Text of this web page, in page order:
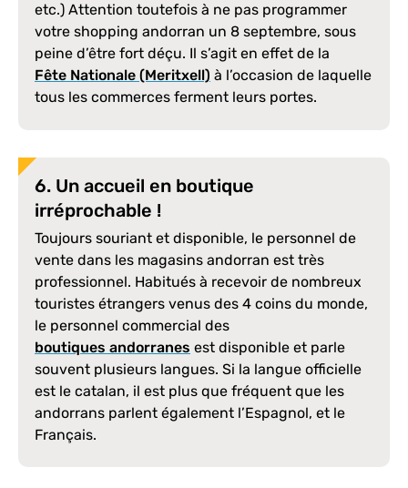
etc.) Attention toutefois à ne pas programmer
votre shopping andorran un 8 septembre, sous
peine d’être fort déçu. Il s’agit en effet de la
Fête Nationale (Meritxell) à l’occasion de laquelle
tous les commerces ferment leurs portes.
6. Un accueil en boutique
irréprochable !
Toujours souriant et disponible, le personnel de
vente dans les magasins andorran est très
professionnel. Habitués à recevoir de nombreux
touristes étrangers venus des 4 coins du monde,
le personnel commercial des
boutiques andorranes est disponible et parle
souvent plusieurs langues. Si la langue officielle
est le catalan, il est plus que fréquent que les
andorrans parlent également l’Espagnol, et le
Français.